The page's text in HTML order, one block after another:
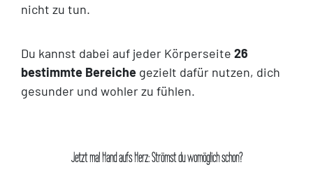
nicht zu tun.
Du kannst dabei auf jeder Körperseite 26
bestimmte Bereiche gezielt dafür nutzen, dich
gesunder und wohler zu fühlen.
Jetzt mal Hand aufs Herz: Strömst du womöglich schon?